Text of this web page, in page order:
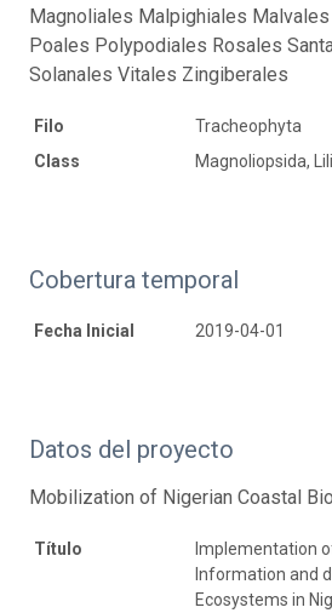
Magnoliales Malpighiales
Poales Polypodiales Rosales
Solanales Vitales Zingiberales
Filo
Tracheophyta
Class
Magnoliopsida,
Cobertura temporal
Fecha Inicial 2019-04-01
Datos del proyecto
Mobilization of Nigerian Coastal
Título
Implementation
Information and
Ecosystems in